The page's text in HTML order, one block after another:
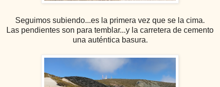
Seguimos subiendo...es la primera vez que se la cima.
Las pendientes son para temblar...y la carretera de cemento
una auténtica basura.